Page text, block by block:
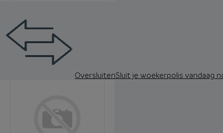
OversluitenSluit je woekerpolis vandaag